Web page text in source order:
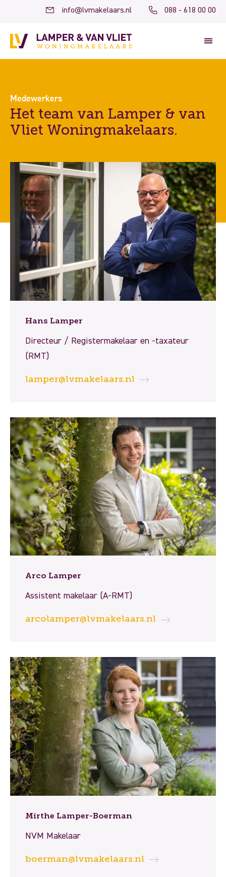
info@lvmakelaars.nl 088 - 618 00 00
Medewerkers
Het team van Lamper & van
Vliet Woningmakelaars.
Hans Lamper
Directeur / Registermakelaar en -taxateur
(RMT)
lamper@lvmakelaars.nl
Arco Lamper
Assistent makelaar (A-RMT)
arcolamper@lvmakelaars.nl
Mirthe Lamper-Boerman
NVM Makelaar
boerman@lvmakelaars.nl